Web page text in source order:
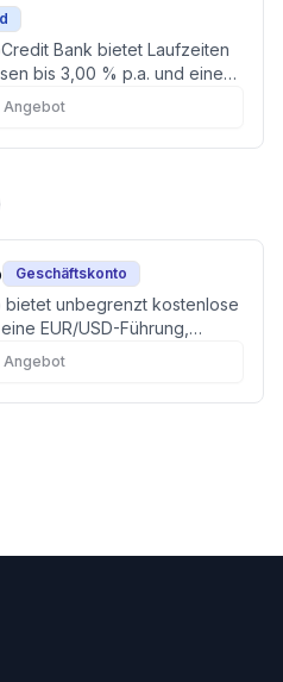
Bank bietet Laufzeiten
bis 3,00 % p.a. und eine
€. Ideal für nachhaltige
Angebot
Geschäftskonto
bietet unbegrenzt kostenlose
EUR/USD-Führung,
Angebot